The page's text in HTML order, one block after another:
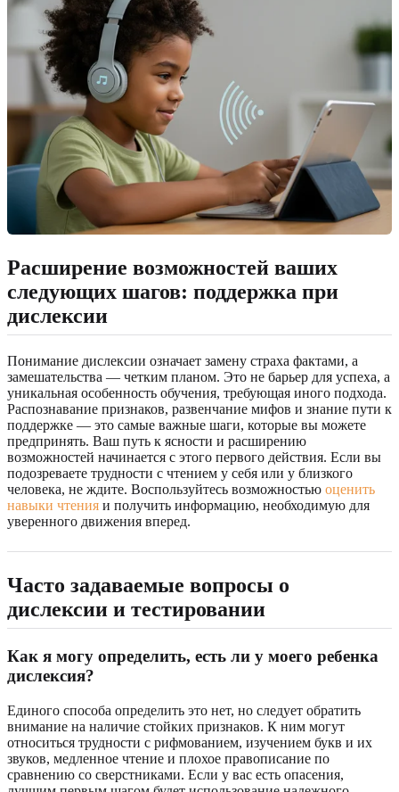
Расширение возможностей ваших
следующих шагов: поддержка при
дислексии
Понимание дислексии означает замену страха фактами, а
замешательства — четким планом. Это не барьер для успеха, а
уникальная особенность обучения, требующая иного подхода.
Распознавание признаков, развенчание мифов и знание пути к
поддержке — это самые важные шаги, которые вы можете
предпринять. Ваш путь к ясности и расширению
возможностей начинается с этого первого действия. Если вы
подозреваете трудности с чтением у себя или у близкого
человека, не ждите. Воспользуйтесь возможностью оценить
навыки чтения и получить информацию, необходимую для
уверенного движения вперед.
Часто задаваемые вопросы о
дислексии и тестировании
Как я могу определить, есть ли у моего ребенка
дислексия?
Единого способа определить это нет, но следует обратить
внимание на наличие стойких признаков. К ним могут
относиться трудности с рифмованием, изучением букв и их
звуков, медленное чтение и плохое правописание по
сравнению со сверстниками. Если у вас есть опасения,